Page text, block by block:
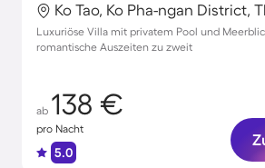
Ko Tao, Ko Pha-ngan District,
Luxuriöse Villa mit privatem Pool und
romantische Auszeiten zu zweit
ab 138 €
pro Nacht
5.0